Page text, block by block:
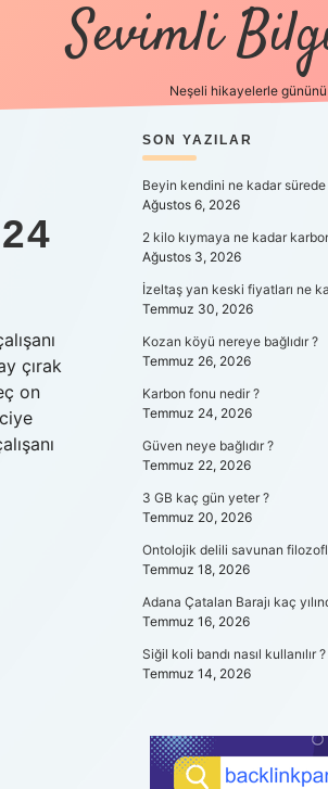
Sevimli
Neşeli hikayelerle gününü
çırak
on
SIDEBAR
SON YAZILAR
Beyin kendini ne kadar
Ağustos 6, 2026
2 kilo kıymaya ne kadar
Ağustos 3, 2026
İzeltaş yan keski fiyatları ne
Temmuz 30, 2026
Kozan köyü nereye bağlıdır ?
Temmuz 26, 2026
Karbon fonu nedir ?
Temmuz 24, 2026
Güven neye bağlıdır ?
Temmuz 22, 2026
3 GB kaç gün yeter ?
Temmuz 20, 2026
Ontolojik delili savunan
Temmuz 18, 2026
Adana Çatalan Barajı kaç
Temmuz 16, 2026
Siğil koli bandı nasıl kullanılır ?
Temmuz 14, 2026